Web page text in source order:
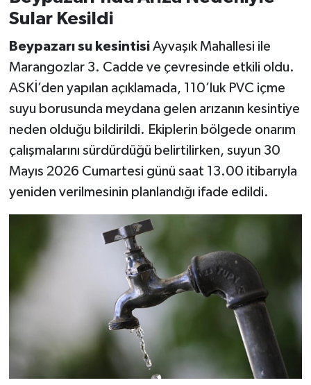
Sular Kesildi
Beypazarı su kesintisiAyvaşık Mahallesi ile
Marangozlar 3. Cadde ve çevresinde etkili oldu.
ASKİ’den yapılan açıklamada, 110’luk PVC içme
suyu borusunda meydana gelen arızanın kesintiye
neden olduğu bildirildi. Ekiplerin bölgede onarım
çalışmalarını sürdürdüğü belirtilirken, suyun 30
Mayıs 2026 Cumartesi günü saat 13.00 itibarıyla
yeniden verilmesinin planlandığı ifade edildi.